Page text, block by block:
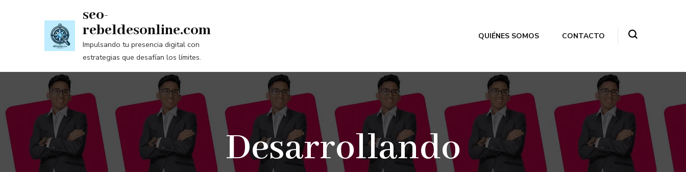
la
Intro)
seo-
rebeldesonline.com
Impulsando tu presencia digital con
estrategias que desafían los límites.
QUIÉNES SOMOS CONTACTO
Desarrollando